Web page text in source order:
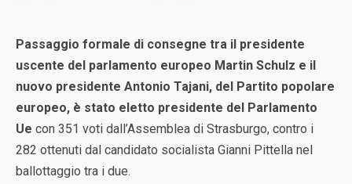
Passaggio formale di consegne tra il presidente
uscente del parlamento europeo Martin Schulz e il
nuovo presidente Antonio Tajani, del Partito popolare
europeo, è stato eletto presidente del Parlamento
Ue con 351 voti dall’Assemblea di Strasburgo, contro i
282 ottenuti dal candidato socialista Gianni Pittella nel
ballottaggio tra i due.